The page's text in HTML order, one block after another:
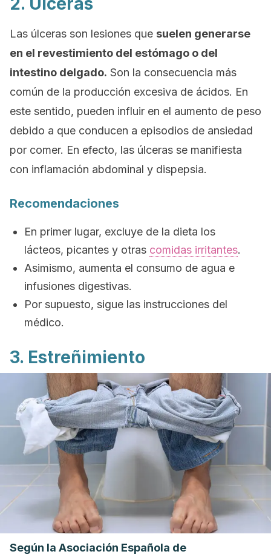
Las úlceras son lesiones que suelen generarse
en el revestimiento del estómago o del
intestino delgado. Son la consecuencia más
común de la producción excesiva de ácidos. En
este sentido, pueden influir en el aumento de peso
debido a que conducen a episodios de ansiedad
por comer. En efecto, las úlceras se manifiesta
con inflamación abdominal y dispepsia.
Recomendaciones
En primer lugar, excluye de la dieta los
lácteos, picantes y otras comidas irritantes.
Asimismo, aumenta el consumo de agua e
infusiones digestivas.
Por supuesto, sigue las instrucciones del
médico.
3. Estreñimiento
Según la Asociación Española de